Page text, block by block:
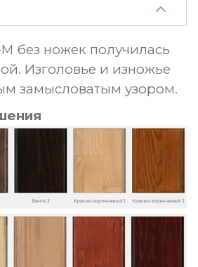
без ножек получилась
Изголовье и изножье
замысловатым узором.